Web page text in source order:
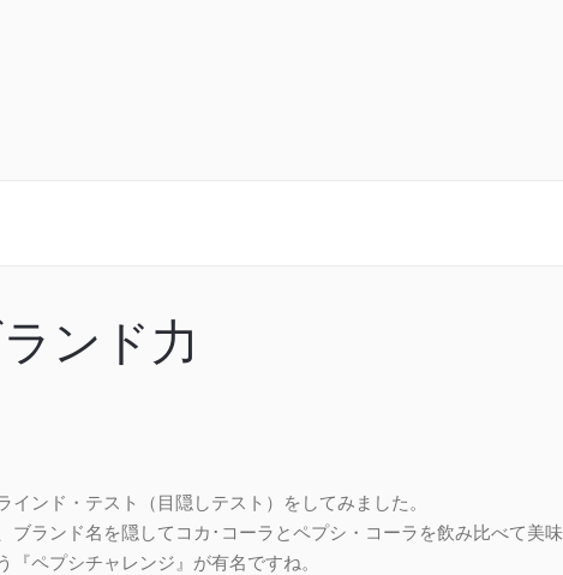
ンド力
ンド・テスト（目隠しテスト）をしてみました。
ブランド名を隠してコカ･コーラとペプシ・コーラを飲み比べて美味
『ペプシチャレンジ』が有名ですね。